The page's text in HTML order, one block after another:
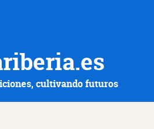
cultivando futuros